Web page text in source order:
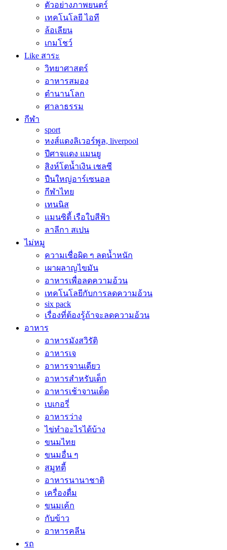
ตัวอย่างภาพยนตร์
เทคโนโลยี ไอที
ล้อเลียน
เกมโชว์
Like สาระ
วิทยาศาสตร์
อาหารสมอง
ตำนานโลก
ศาลาธรรม
กีฬา
sport
หงส์แดงลิเวอร์พูล, liverpool
ปีศาจแดง แมนยู
สิงห์โตน้ำเงิน เชลซี
ปืนใหญ่อาร์เซนอล
กีฬาไทย
เทนนิส
แมนซิตี้ เรือใบสีฟ้า
ลาลีกา สเปน
ไม่หมู
ความเชื่อผิด ๆ ลดน้ำหนัก
เผาผลาญไขมัน
อาหารเพื่อลดความอ้วน
เทคโนโลยีกับการลดความอ้วน
six pack
เรื่องที่ต้องรู้ถ้าจะลดความอ้วน
อาหาร
อาหารมังสวิรัติ
อาหารเจ
อาหารจานเดียว
อาหารสำหรับเด็ก
อาหารเช้าจานเด็ด
เบเกอรี่
อาหารว่าง
ไข่ทำอะไรได้บ้าง
ขนมไทย
ขนมอื่น ๆ
สมูทตี้
อาหารนานาชาติ
เครื่องดื่ม
ขนมเค้ก
กับข้าว
อาหารคลีน
รถ